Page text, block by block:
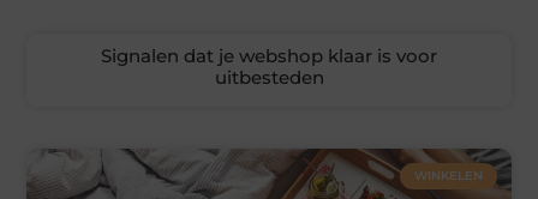
Signalen dat je webshop klaar is voor
uitbesteden
WINKELEN